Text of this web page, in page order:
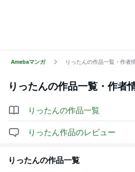
Amebaマンガ りったんの作品一覧・作者
りったんの作品一覧・作者
りったんの作品一覧
りったん作品のレビュー
りったんの作品一覧